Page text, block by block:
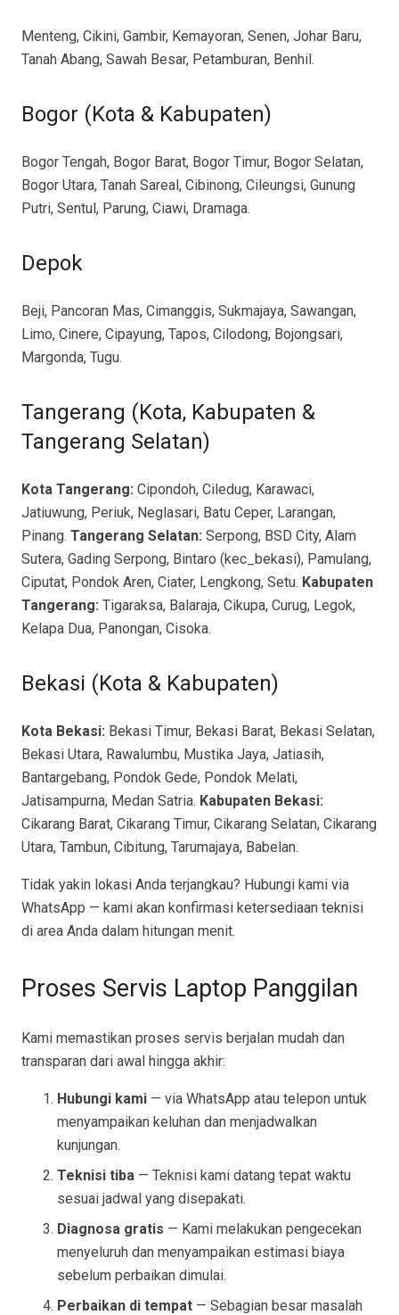
Menteng, Cikini, Gambir, Kemayoran, Senen, Johar Baru,
Tanah Abang, Sawah Besar, Petamburan, Benhil.
Bogor (Kota & Kabupaten)
Bogor Tengah, Bogor Barat, Bogor Timur, Bogor Selatan,
Bogor Utara, Tanah Sareal, Cibinong, Cileungsi, Gunung
Putri, Sentul, Parung, Ciawi, Dramaga.
Depok
Beji, Pancoran Mas, Cimanggis, Sukmajaya, Sawangan,
Limo, Cinere, Cipayung, Tapos, Cilodong, Bojongsari,
Margonda, Tugu.
Tangerang (Kota, Kabupaten &
Tangerang Selatan)
Kota Tangerang: Cipondoh, Ciledug, Karawaci,
Jatiuwung, Periuk, Neglasari, Batu Ceper, Larangan,
Pinang. Tangerang Selatan: Serpong, BSD City, Alam
Sutera, Gading Serpong, Bintaro (kec_bekasi), Pamulang,
Ciputat, Pondok Aren, Ciater, Lengkong, Setu. Kabupaten
Tangerang: Tigaraksa, Balaraja, Cikupa, Curug, Legok,
Kelapa Dua, Panongan, Cisoka.
Bekasi (Kota & Kabupaten)
Kota Bekasi: Bekasi Timur, Bekasi Barat, Bekasi Selatan,
Bekasi Utara, Rawalumbu, Mustika Jaya, Jatiasih,
Bantargebang, Pondok Gede, Pondok Melati,
Jatisampurna, Medan Satria. Kabupaten Bekasi:
Cikarang Barat, Cikarang Timur, Cikarang Selatan, Cikarang
Utara, Tambun, Cibitung, Tarumajaya, Babelan.
Tidak yakin lokasi Anda terjangkau? Hubungi kami via
WhatsApp — kami akan konfirmasi ketersediaan teknisi
di area Anda dalam hitungan menit.
Proses Servis Laptop Panggilan
Kami memastikan proses servis berjalan mudah dan
transparan dari awal hingga akhir:
Hubungi kami — via WhatsApp atau telepon untuk
menyampaikan keluhan dan menjadwalkan
kunjungan.
Teknisi tiba — Teknisi kami datang tepat waktu
sesuai jadwal yang disepakati.
Diagnosa gratis — Kami melakukan pengecekan
menyeluruh dan menyampaikan estimasi biaya
sebelum perbaikan dimulai.
Perbaikan di tempat — Sebagian besar masalah